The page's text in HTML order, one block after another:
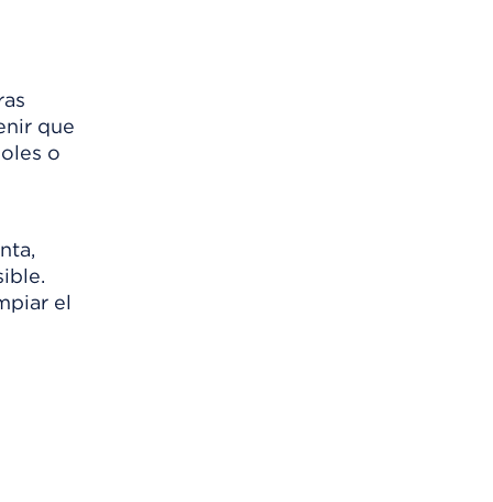
que
o
el